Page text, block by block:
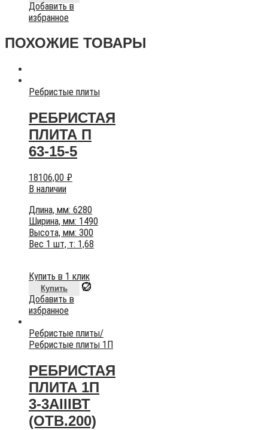
Добавить в
избранное
ПОХОЖИЕ ТОВАРЫ
Ребристые плиты
РЕБРИСТАЯ
ПЛИТА П
63-15-5
18106,00 ₽
В наличии
Длина, мм: 6280
Ширина, мм: 1490
Высота, мм: 300
Вес 1 шт, т: 1,68
Купить в 1 клик
Купить
Добавить в
избранное
Ребристые плиты/
Ребристые плиты 1П
РЕБРИСТАЯ
ПЛИТА 1П
3-3АIIIВТ
(ОТВ.200)